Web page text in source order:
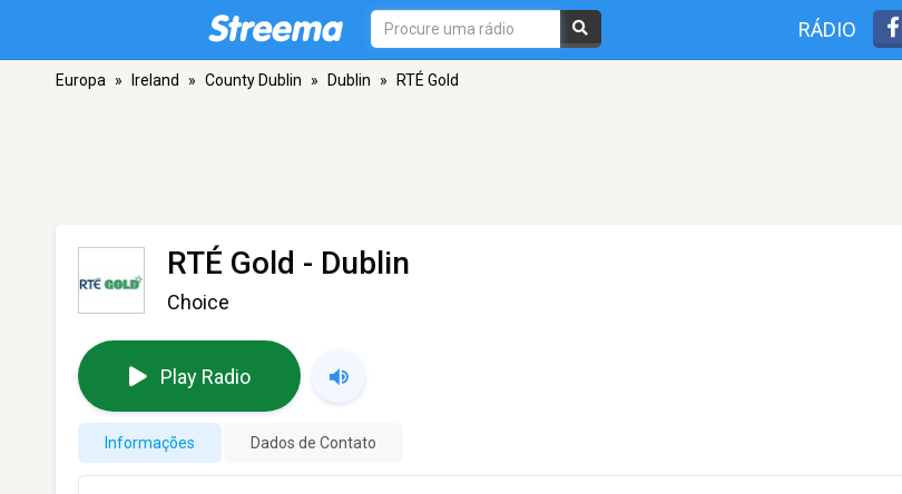
RÁDIO
Europa » Ireland » County Dublin » Dublin » RTÉ Gold
RTÉ Gold - Dublin
Choice
Play Radio
Informações Dados de Contato